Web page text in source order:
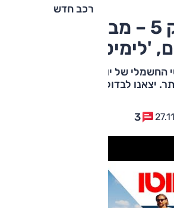
רכב חדש
יונדאי איוניק 5 – מבחן דרכים
'לימיטד')
של יונדאי עבר מתיחת פנים,
יצאנו לבדוק האם הוא עדיין רלוונטי
3